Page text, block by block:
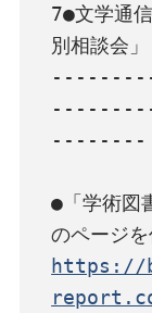
7●文学通
別相談会」
--------
●「学術図
https://